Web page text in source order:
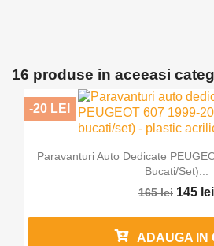
16 produse in aceeasi
Paravanturi Auto Dedicate
Bucati/set)...
165 lei 145 lei
-20 LEI
ADAUGA IN